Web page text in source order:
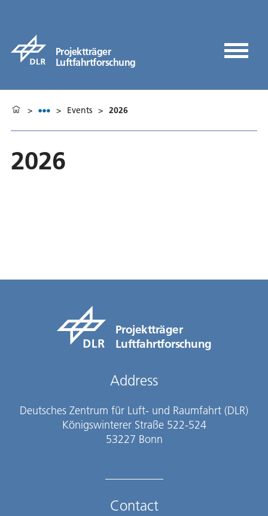
Projektträger
Luftfahrtforschung
> > Events > 2026
2026
Projektträger
Luftfahrtforschung
Address
Deutsches Zentrum für Luft- und Raumfahrt (DLR)
Königswinterer Straße 522-524
53227 Bonn
Contact